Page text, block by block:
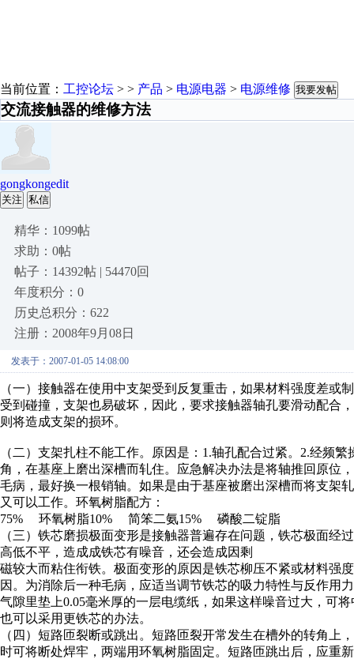
当前位置： 工控论坛 > > 产品 > 电源电器 > 电源维修 我要发帖
交流接触器的维修方法
gongkongedit
关注 私信
精华：1099帖
求助：0帖
帖子：14392帖 | 54470回
年度积分：0
历史总积分：622
注册：2008年9月08日
发表于：2007-01-05 14:08:00
（一）接触器在使用中支架受到反复重击，如果材料强度差或
受到碰撞，支架也易破坏，因此，要求接触器轴孔要滑动配合
则将造成支架的损环。
（二）支架扎柱不能工作。原因是：1.轴孔配合过紧。2.经频
角，在基座上磨出深槽而轧住。应急解决办法是将轴推回原位
毛病，最好换一根销轴。如果是由于基座被磨出深槽而将支架
又可以工作。环氧树脂配方：
75% 环氧树脂10% 简笨二氨15% 磷酸二锭脂
（三）铁芯磨损极面变形是接触器普遍存在问题，铁芯极面
高低不平，造成成铁芯有噪音，还会造成因剩
磁较大而粘住衔铁。极面变形的原因是铁芯柳压不紧或材料强
因。为消除后一种毛病，应适当调节铁芯的吸力特性与反作用
气隙里垫上0.05毫米厚的一层电缆纸，如果这样噪音过大，可
也可以采用更铁芯的办法。
（四）短路匝裂断或跳出。短路匝裂开常发生在槽外的转角上
时可将断处焊牢，两端用环氧树脂固定。短路匝跳出后，应重